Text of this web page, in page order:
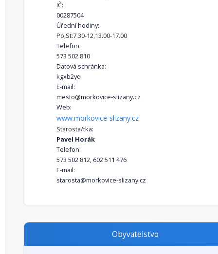
IČ:
00287504
Úřední hodiny:
Po,St:7.30-12,13.00-17.00
Telefon:
573 502 810
Datová schránka:
kgxb2yq
E-mail:
mesto@morkovice-slizany.cz
Web:
www.morkovice-slizany.cz
Starosta/tka:
Pavel Horák
Telefon:
573 502 812, 602 511 476
E-mail:
starosta@morkovice-slizany.cz
Obyvatelstvo